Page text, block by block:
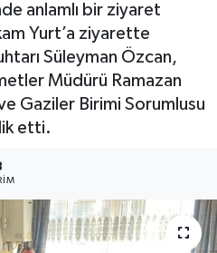
anlamlı bir ziyaret
Yurt’a ziyarette
Süleyman Özcan,
Müdürü Ramazan
Gaziler Birimi Sorumlusu
etti.